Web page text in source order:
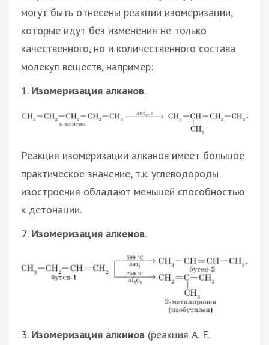
могут быть отнесены реакции изомеризации,
которые идут без изменения не только
качественного, но и количественного состава
молекул веществ, например:
1. Изомеризация алканов.
Реакция изомеризации алканов имеет большое
практическое значение, т.к. углеводороды
изостроения обладают меньшей способностью
к детонации.
2. Изомеризация алкенов.
3. Изомеризация алкинов (реакция А. Е.